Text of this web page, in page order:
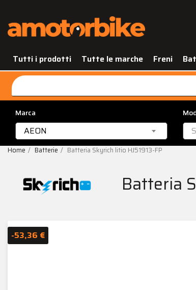
Tutti i prodotti Tutte le marche Freni
Marca
AEON
Home Batterie Batteria Skyrich litio HJ51913-FP
Batteria
-53,36 €